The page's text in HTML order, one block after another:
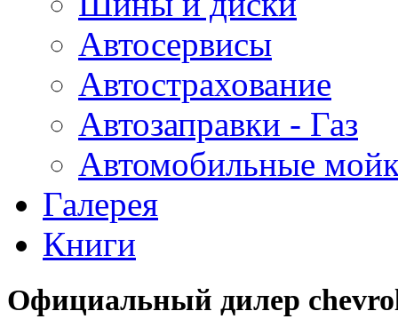
Автосервисы
Автострахование
Автозаправки - Газ
Автомобильные
Галерея
Книги
Официальный дилер